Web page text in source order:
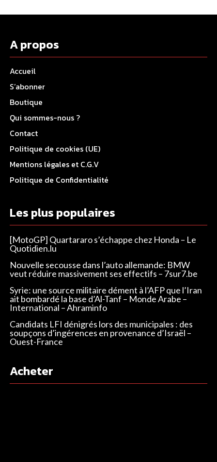
A propos
Accueil
S’abonner
Boutique
Qui sommes-nous ?
Contact
Politique de cookies (UE)
Mentions légales et C.G.V
Politique de Confidentialité
Les plus populaires
[MotoGP] Quartararo s’échappe chez Honda – Le
Quotidien.lu
Nouvelle secousse dans l’auto allemande: BMW
veut réduire massivement ses effectifs – 7sur7.be
Syrie: une source militaire dément à l’AFP que l’Iran
ait bombardé la base d’Al-Tanf – Monde Arabe –
International – Ahraminfo
Candidats LFI dénigrés lors des municipales : des
soupçons d’ingérences en provenance d’Israël –
Ouest-France
Acheter